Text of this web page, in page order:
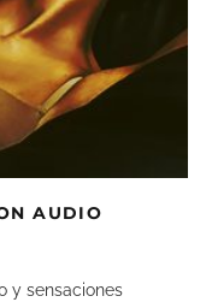
AUDIO
y sensaciones